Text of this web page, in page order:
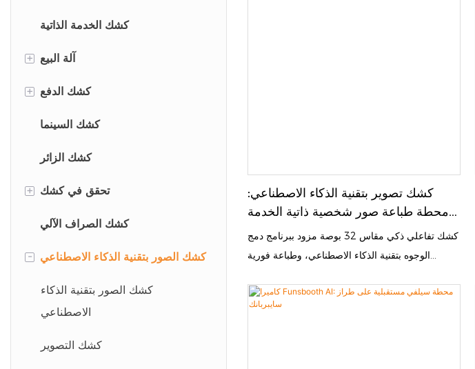
كشك الخدمة الذاتية
+ آلة البيع
آلة بيع حافظات الهواتف
آلة بيع واقيات الشاشة
+ كشك الدفع
كشك دفع مواقف السيارات
كشك السينما
كشك الزائر
+ تحقق في كشك
فندق الاختيار الذاتي في كشك
كشك فحص المريض
كشك المطار
كشك الصراف الآلي
- كشك الصور بتقنية الذكاء الاصطناعي
كشك الصور بتقنية الذكاء
الاصطناعي
كشك التصوير
كشك تصوير بتقنية الذكاء الاصطناعي:
محطة طباعة صور شخصية ذاتية الخدمة
بتقنية الذكاء الاصطناعي فائقة الأداء بحجم
32 بوصة
كشك تفاعلي ذكي مقاس 32 بوصة مزود ببرنامج دمج
الوجوه بتقنية الذكاء الاصطناعي، وطباعة فورية
هذا الدليل المفصل شرحًا وافيًا للمواصفات التقنية،
وإمكانيات البرنامج، وميزات توليد الأرباح في كشك